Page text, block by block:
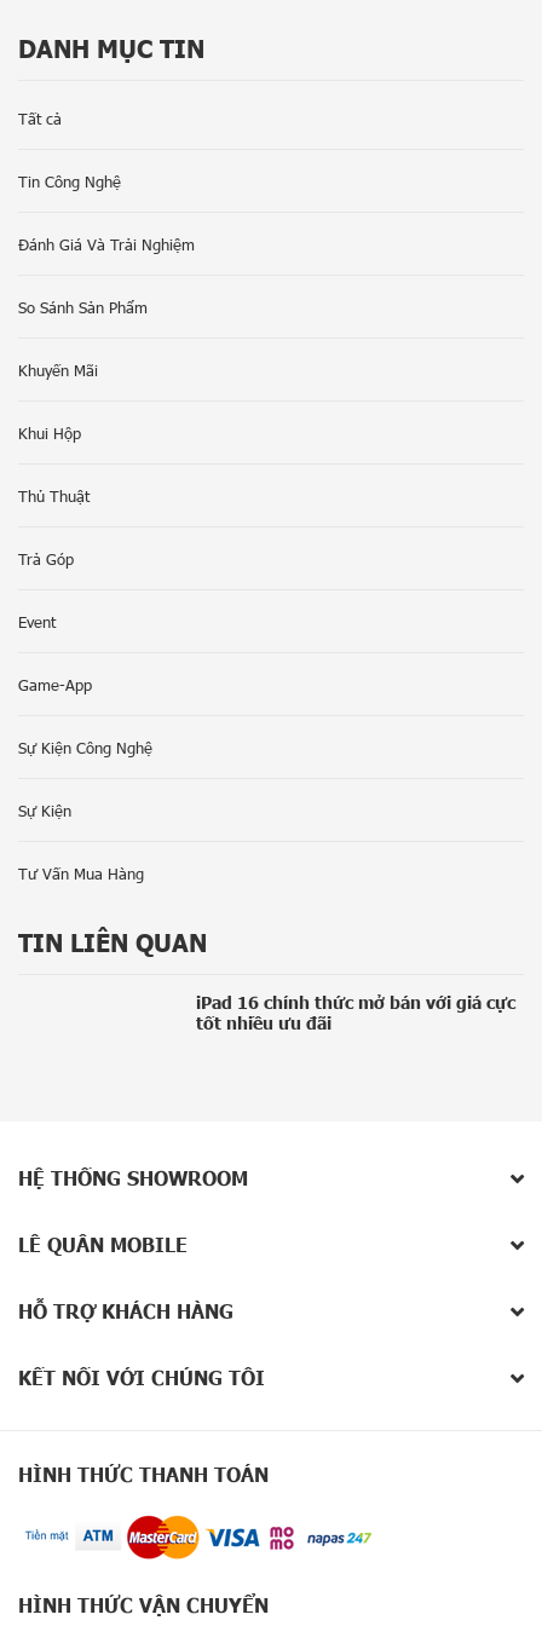
DANH MỤC TIN
Tất cả
Tin Công Nghệ
Đánh Giá Và Trải Nghiệm
So Sánh Sản Phẩm
Khuyến Mãi
Khui Hộp
Thủ Thuật
Trả Góp
Event
Game-App
Sự Kiện Công Nghệ
Sự Kiện
Tư Vấn Mua Hàng
TIN LIÊN QUAN
iPad 16 chính thức mở bán với giá cực
tốt nhiều ưu đãi
HỆ THỐNG SHOWROOM
LÊ QUÂN MOBILE
HỖ TRỢ KHÁCH HÀNG
KẾT NỐI VỚI CHÚNG TÔI
HÌNH THỨC THANH TOÁN
HÌNH THỨC VẬN CHUYỂN